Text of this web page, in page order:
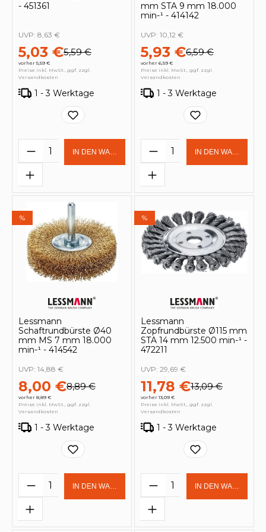
- 451361
5,03 €5,59 €
vorher 5,59 €
UVP: 8,63 €
Preise inkl. MwSt., ggf. zzgl.
Versandkosten
1 - 3 Werktage
Produkt Anzahl: Gib den
IN DEN WARENKORB
mm STA 9 mm 18.000
min-¹ - 414142
5,93 €6,59 €
vorher 6,59 €
UVP: 10,12 €
Preise inkl. MwSt., ggf. zzgl.
Versandkosten
1 - 3 Werktage
Produkt Anzahl:
IN DEN
%
Lessmann
Schaftrundbürste Ø40
mm MS 7 mm 18.000
min-¹ - 414542
8,00 €8,89 €
vorher 8,89 €
UVP: 14,88 €
Preise inkl. MwSt., ggf. zzgl.
Versandkosten
1 - 3 Werktage
Produkt Anzahl: Gib den
IN DEN WARENKORB
%
Lessmann
Zopfrundbürste Ø115 mm
STA 14 mm 12.500 min-¹ -
472211
11,78 €13,09 €
vorher 13,09 €
UVP: 29,69 €
Preise inkl. MwSt., ggf. zzgl.
Versandkosten
1 - 3 Werktage
Produkt Anzahl:
IN DEN